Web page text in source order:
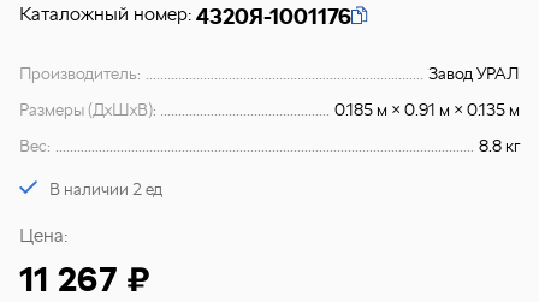
Каталожный номер: 4320Я-1001176
Производитель:
Завод УРАЛ
Размеры (ДхШхВ):
0.185 м × 0.91 м × 0.135 м
Вес:
8.8 кг
В наличии 2 ед
Цена:
11 267 ₽